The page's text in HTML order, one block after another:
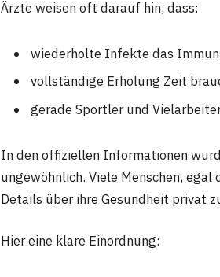
Ärzte weisen oft darauf hin, dass:
wiederholte Infekte das
vollständige Erholung Zeit
gerade Sportler und
In den offiziellen Informationen
ungewöhnlich. Viele Menschen,
Details über ihre Gesundheit privat
Hier eine klare Einordnung: